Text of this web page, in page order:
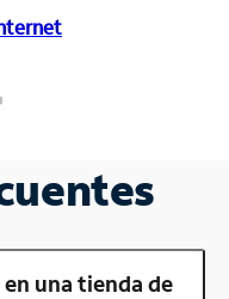
una tienda de